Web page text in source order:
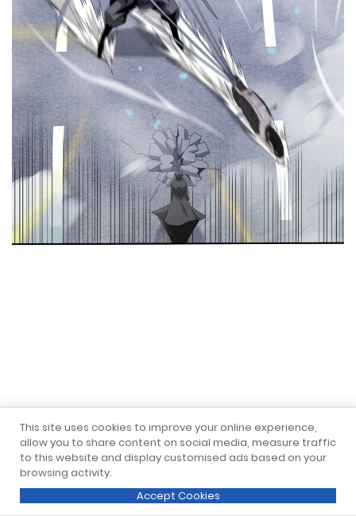
This site uses cookies to improve your online experience,
allow you to share content on social media, measure traffic
to this website and display customised ads based on your
browsing activity.
Accept Cookies